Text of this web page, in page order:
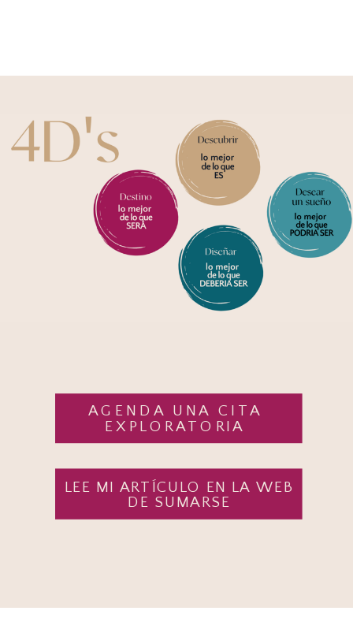
AGENDA UNA CITA
EXPLORATORIA
LEE MI ARTÍCULO EN LA WEB
DE SUMARSE